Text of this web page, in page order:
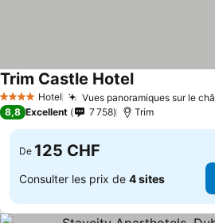
4 Étoiles Hotel Vues panoramiques sur le
Trim Castle Hotel
8,8 Excellent 7 758 Trim
De 125 CHF
Consulter les prix de 4 sites